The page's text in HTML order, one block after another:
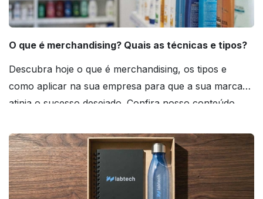
O que é merchandising? Quais as técnicas e tipos?
Descubra hoje o que é merchandising, os tipos e
como aplicar na sua empresa para que a sua marca
atinja o sucesso desejado. Confira nosso conteúdo